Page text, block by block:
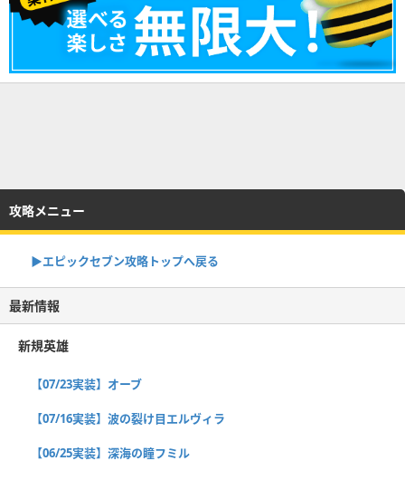
攻略メニュー
▶︎エピックセブン攻略トップへ戻る
最新情報
新規英雄
【07/23実装】オーブ
【07/16実装】波の裂け目エルヴィラ
【06/25実装】深海の瞳フミル